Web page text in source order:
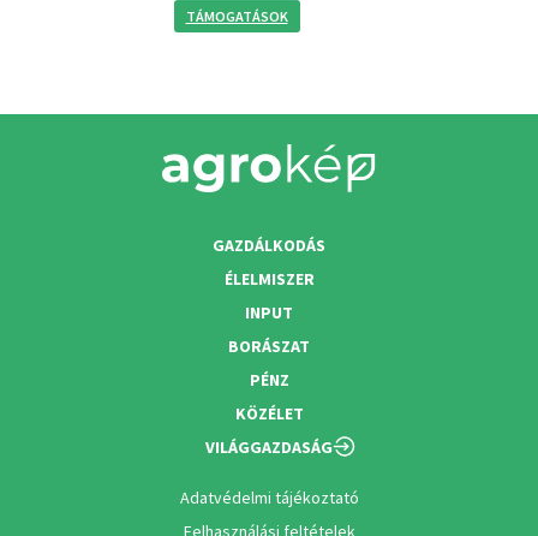
TÁMOGATÁSOK
GAZDÁLKODÁS
ÉLELMISZER
INPUT
BORÁSZAT
PÉNZ
KÖZÉLET
VILÁGGAZDASÁG
Adatvédelmi tájékoztató
Felhasználási feltételek